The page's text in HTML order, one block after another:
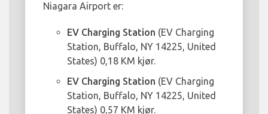
Niagara Airport er:
EV Charging Station (EV Charging
Station, Buffalo, NY 14225, United
States) 0,18 KM kjør.
EV Charging Station (EV Charging
Station, Buffalo, NY 14225, United
States) 0,57 KM kjør.